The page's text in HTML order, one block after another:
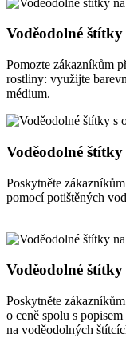
Voděodolné
Pomozte zákazníkům
rostliny: využijte
médium.
Voděodolné
Poskytněte
pomocí potištěných
Voděodolné
Poskytněte
o ceně spolu s
na voděodolných